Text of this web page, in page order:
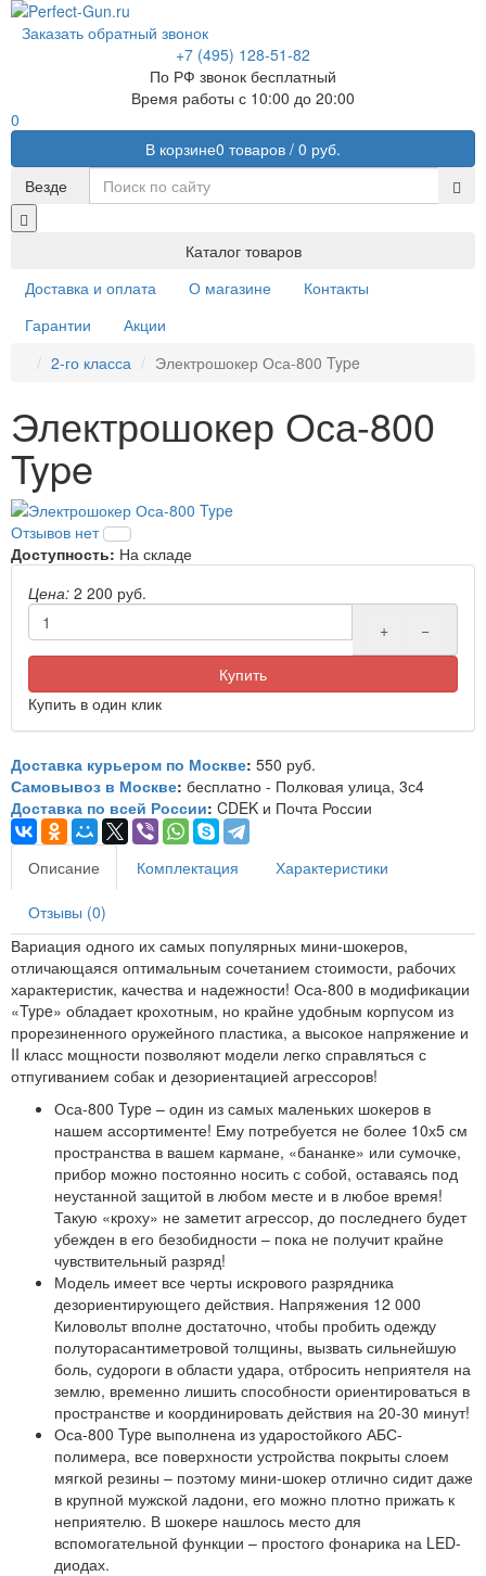
Заказать обратный звонок
+7 (495) 128-51-82
По РФ звонок бесплатный
Время работы с 10:00 до 20:00
0
В корзине0 товаров / 0 руб.
Везде
Каталог товаров
Доставка и оплата
О магазине
Контакты
Гарантии
Акции
2-го класса
Электрошокер Оса-800 Type
Электрошокер Оса-800
Type
Отзывов нет
Доступность: На складе
Цена: 2 200 руб.
+
−
Купить
Купить в один клик
Доставка курьером по Москве: 550 руб.
Самовывоз в Москве: бесплатно - Полковая улица, 3с4
Доставка по всей России: CDEK и Почта России
Описание Комплектация Характеристики
Отзывы (0)
Вариация одного их самых популярных мини-шокеров,
отличающаяся оптимальным сочетанием стоимости, рабочих
характеристик, качества и надежности! Оса-800 в модификации
«Type» обладает крохотным, но крайне удобным корпусом из
прорезиненного оружейного пластика, а высокое напряжение и
II класс мощности позволяют модели легко справляться с
отпугиванием собак и дезориентацией агрессоров!
Оса-800 Type – один из самых маленьких шокеров в
нашем ассортименте! Ему потребуется не более 10х5 см
пространства в вашем кармане, «бананке» или сумочке,
прибор можно постоянно носить с собой, оставаясь под
неустанной защитой в любом месте и в любое время!
Такую «кроху» не заметит агрессор, до последнего будет
убежден в его безобидности – пока не получит крайне
чувствительный разряд!
Модель имеет все черты искрового разрядника
дезориентирующего действия. Напряжения 12 000
Киловольт вполне достаточно, чтобы пробить одежду
полуторасантиметровой толщины, вызвать сильнейшую
боль, судороги в области удара, отбросить неприятеля на
землю, временно лишить способности ориентироваться в
пространстве и координировать действия на 20-30 минут!
Оса-800 Type выполнена из ударостойкого АБС-
полимера, все поверхности устройства покрыты слоем
мягкой резины – поэтому мини-шокер отлично сидит даже
в крупной мужской ладони, его можно плотно прижать к
неприятелю. В шокере нашлось место для
вспомогательной функции – простого фонарика на LED-
диодах.